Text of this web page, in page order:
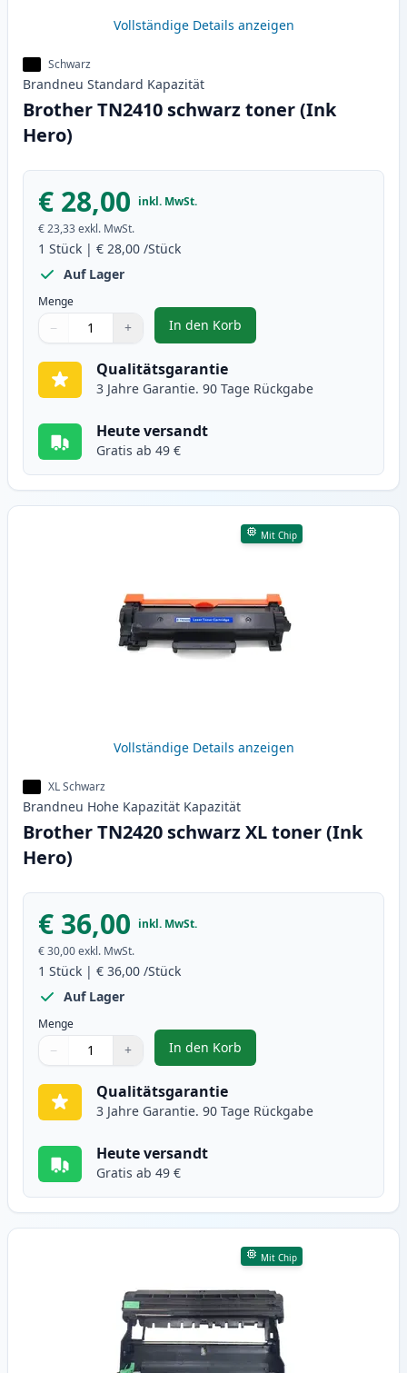
Vollständige Details anzeigen
Schwarz
Brandneu Standard Kapazität
Brother TN2410 schwarz toner (Ink
Hero)
€ 28,00 inkl. MwSt.
€ 23,33exkl. MwSt.
1 Stück | € 28,00 /Stück
Auf Lager
Menge
Verwenden Sie die Tasten, um anzupassen
− +
1
In den Korb
, Brother TN2410 schwarz toner
Qualitätsgarantie
3 Jahre Garantie. 90 Tage Rückgabe
Heute versandt
Gratis ab 49 €
Mit Chip
Vollständige Details anzeigen
XL Schwarz
Brandneu Hohe Kapazität Kapazität
Brother TN2420 schwarz XL toner (Ink
Hero)
€ 36,00 inkl. MwSt.
€ 30,00exkl. MwSt.
1 Stück | € 36,00 /Stück
Auf Lager
Menge
Verwenden Sie die Tasten, um anzupassen
− +
1
In den Korb
, Brother TN2420 schwarz XL
Qualitätsgarantie
3 Jahre Garantie. 90 Tage Rückgabe
Heute versandt
Gratis ab 49 €
Mit Chip